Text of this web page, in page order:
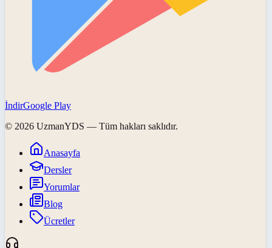
İndirGoogle Play
© 2026 UzmanYDS — Tüm hakları saklıdır.
Anasayfa
Dersler
Yorumlar
Blog
Ücretler